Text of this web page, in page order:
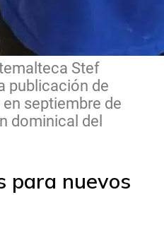
Stef
publicación de
septiembre de
dominical del
para nuevos